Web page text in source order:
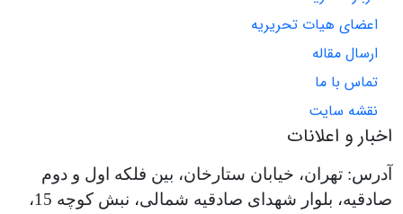
اعضای هیات تحریریه
ارسال مقاله
تماس با ما
نقشه سایت
اخبار و اعلانات
آدرس: تهران، خیابان ستارخان، بین فلکه اول و دوم
صادقیه، بلوار شهدای صادقیه شمالی، نبش کوچه 15،